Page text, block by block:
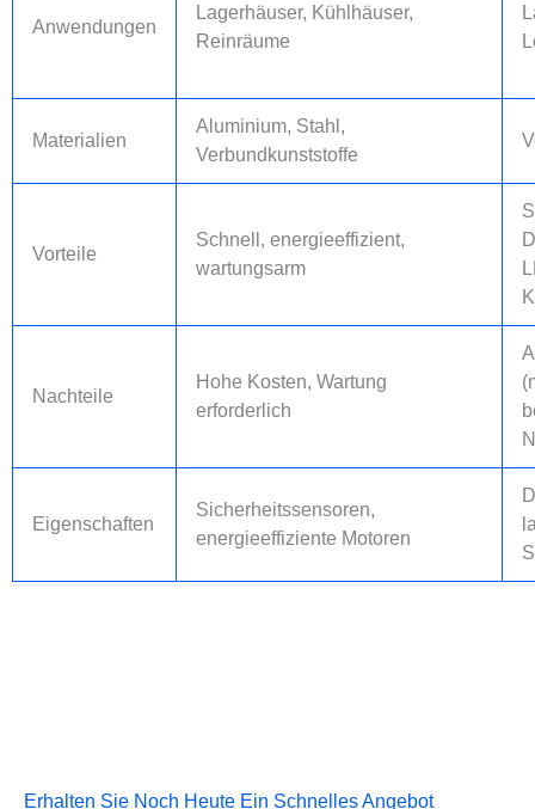
Anwendungen
Lagerhäuser, Kühlhäuser,
Reinräume
Materialien
Aluminium, Stahl,
Verbundkunststoffe
Vorteile
Schnell, energieeffizient,
wartungsarm
Nachteile
Hohe Kosten, Wartung
erforderlich
Eigenschaften
Sicherheitssensoren,
energieeffiziente Motoren
Erhalten Sie Noch Heute Ein Schnelles Angebot